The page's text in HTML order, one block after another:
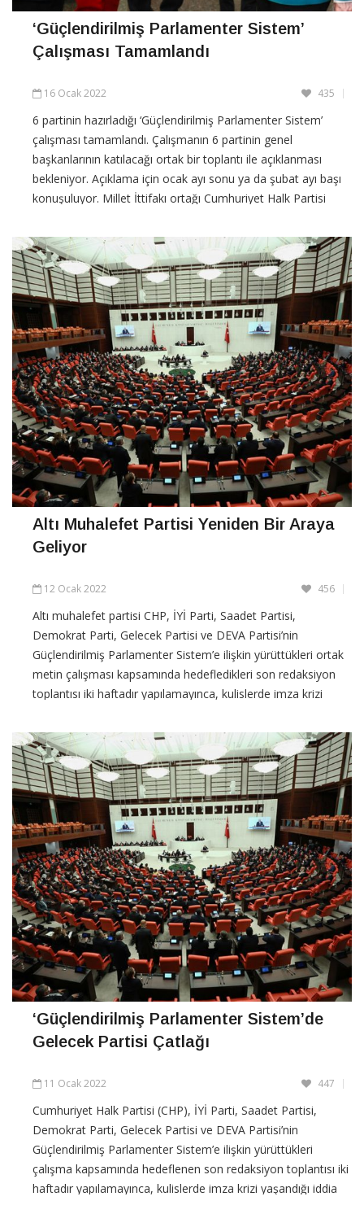
‘Güçlendirilmiş Parlamenter Sistem’
Çalışması Tamamlandı
6 partinin hazırladığı ‘Güçlendirilmiş Parlamenter Sistem’
çalışması tamamlandı. Çalışmanın 6 partinin genel
başkanlarının katılacağı ortak bir toplantı ile açıklanması
bekleniyor. Açıklama için ocak ayı sonu ya da şubat ayı başı
konuşuluyor. Millet İttifakı ortağı Cumhuriyet Halk Partisi
(CHP), İYİ Parti, Demokrat Parti, Saadet
CONTINUE READING
Altı Muhalefet Partisi Yeniden Bir Araya
Geliyor
Altı muhalefet partisi CHP, İYİ Parti, Saadet Partisi,
Demokrat Parti, Gelecek Partisi ve DEVA Partisi’nin
Güçlendirilmiş Parlamenter Sistem’e ilişkin yürüttükleri ortak
metin çalışması kapsamında hedefledikleri son redaksiyon
toplantısı iki haftadır yapılamayınca, kulislerde imza krizi
yaşandığı öne sürülmüştü. DW Türkçe’den Eray
CONTINUE READING
‘Güçlendirilmiş Parlamenter Sistem’de
Gelecek Partisi Çatlağı
Cumhuriyet Halk Partisi (CHP), İYİ Parti, Saadet Partisi,
Demokrat Parti, Gelecek Partisi ve DEVA Partisi’nin
Güçlendirilmiş Parlamenter Sistem’e ilişkin yürüttükleri
çalışma kapsamında hedeflenen son redaksiyon toplantısı iki
haftadır yapılamayınca, kulislerde imza krizi yaşandığı iddia
edildi. DW Türkçe’den Eray Görgülü’nün